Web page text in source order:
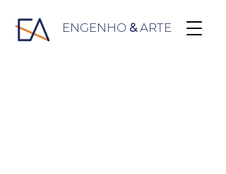
ENGENHO &ARTE